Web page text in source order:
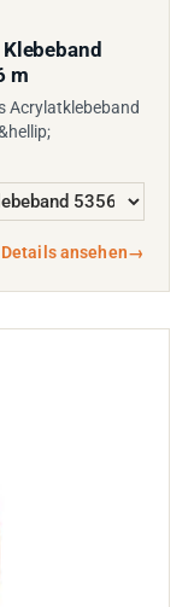
m
Acrylatklebeband
Details ansehen→